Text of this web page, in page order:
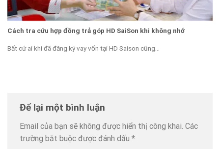
Cách tra cứu hợp đồng trả góp HD SaiSon khi không nhớ
Bất cứ ai khi đã đăng ký vay vốn tại HD Saison cũng...
Để lại một bình luận
Email của bạn sẽ không được hiển thị công khai. Các
trường bắt buộc được đánh dấu *